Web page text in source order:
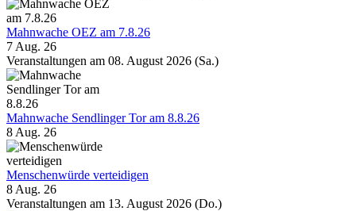
Mahnwache OEZ am 7.8.26
7 Aug. 26
Veranstaltungen am 08. August 2026 (Sa.)
Mahnwache Sendlinger Tor am 8.8.26
8 Aug. 26
Menschenwürde verteidigen
8 Aug. 26
Veranstaltungen am 13. August 2026 (Do.)